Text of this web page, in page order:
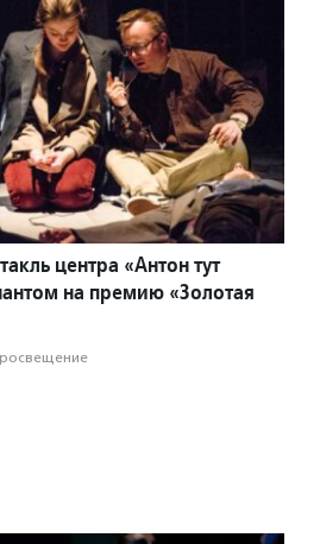
центра «Антон тут
на премию «Золотая